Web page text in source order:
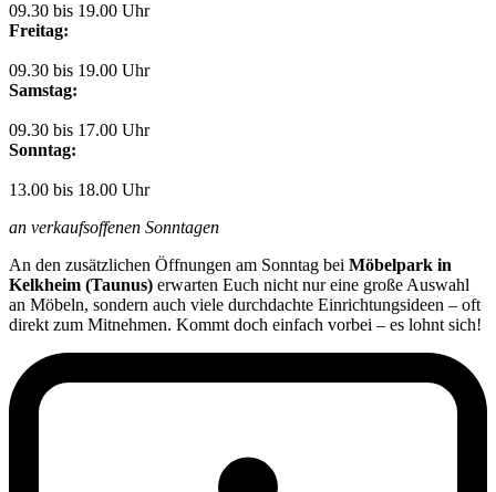
09.30 bis 19.00 Uhr
Freitag:
09.30 bis 19.00 Uhr
Samstag:
09.30 bis 17.00 Uhr
Sonntag:
13.00 bis 18.00 Uhr
an verkaufsoffenen Sonntagen
An den zusätzlichen Öffnungen am Sonntag bei Möbelpark in
Kelkheim (Taunus) erwarten Euch nicht nur eine große Auswahl
an Möbeln, sondern auch viele durchdachte Einrichtungsideen – oft
direkt zum Mitnehmen. Kommt doch einfach vorbei – es lohnt sich!